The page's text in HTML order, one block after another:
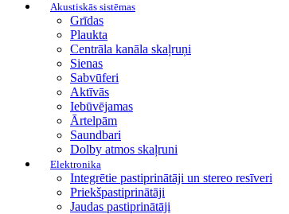
Akustiskās sistēmas
Grīdas
Plaukta
Centrāla kanāla skaļruņi
Sienas
Sabvūferi
Aktīvās
Iebūvējamas
Ārtelpām
Saundbari
Dolby atmos skaļruni
Elektronika
Integrētie pastiprinātāji un stereo resīveri
Priekšpastiprinātāji
Jaudas pastiprinātāji